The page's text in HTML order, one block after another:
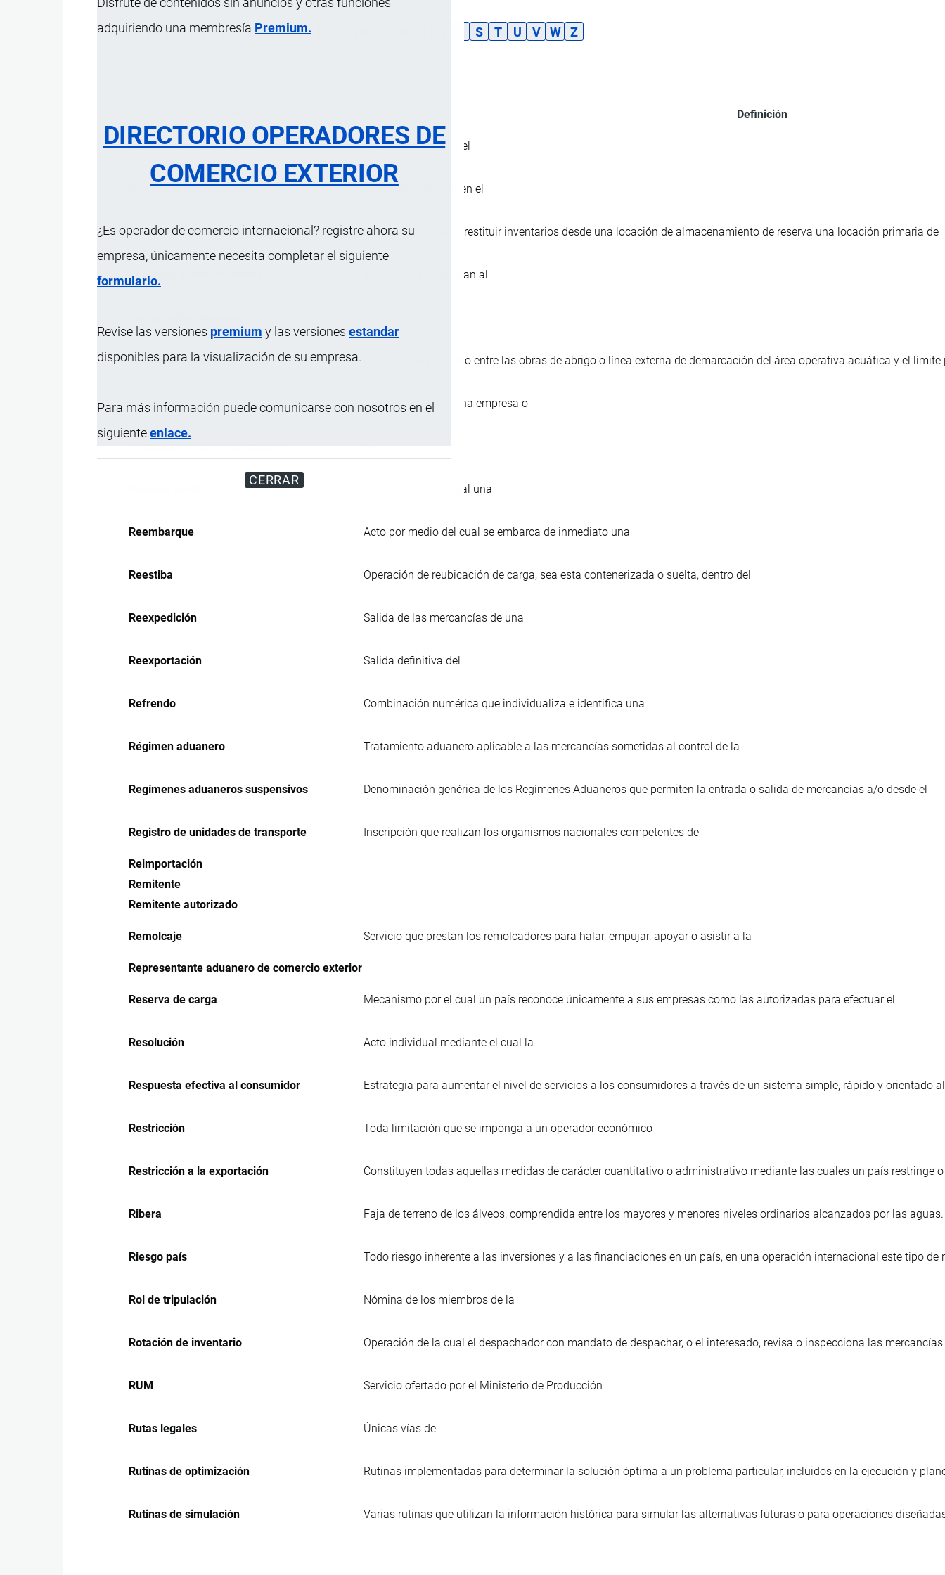
adquiriendo una membresía Premium.
DIRECTORIO OPERADORES DE
COMERCIO EXTERIOR
¿Es operador de comercio internacional? registre ahora su
empresa, únicamente necesita completar el siguiente
formulario.
Revise las versiones premium y las versiones estandar
disponibles para la visualización de su empresa.
Para más información puede comunicarse con nosotros en el
siguienteenlace.
CERRAR
A B C D E F G H I J S T U V W Z
Definición
Racionalización del recurso Proceso que audita el
Rate combination point Expresión utilizada en el
Reaprovisionamiento Proceso de mover o restituir inventarios desde una locación de almacenamiento de reserva una locación primaria de
Recargos al flete marítimo Montos que se aplican al
Recinto portuario Espacio comprendido entre las obras de abrigo o línea externa de demarcación del área operativa acuática y el
Recompra Acuerdo en el que una empresa o
Acto mediante el cual una
Reembarque Acto por medio del cual se embarca de inmediato una
Reestiba Operación de reubicación de carga, sea esta contenerizada o suelta, dentro del
Reexpedición Salida de las mercancías de una
Reexportación Salida definitiva del
Refrendo Combinación numérica que individualiza e identifica una
Régimen aduanero Tratamiento aduanero aplicable a las mercancías sometidas al control de la
Regímenes aduaneros suspensivos Denominación genérica de los Regímenes Aduaneros que permiten la entrada o salida de mercancías a/o desde el
Registro de unidades de transporte Inscripción que realizan los organismos nacionales competentes de
Reimportación
Remitente
Remitente autorizado
Remolcaje Servicio que prestan los remolcadores para halar, empujar, apoyar o asistir a la
Representante aduanero de comercio exterior
Reserva de carga Mecanismo por el cual un país reconoce únicamente a sus empresas como las autorizadas para efectuar el
Resolución Acto individual mediante el cual la
Respuesta efectiva al consumidor Estrategia para aumentar el nivel de servicios a los consumidores a través de un sistema simple, rápido y orientado
Restricción Toda limitación que se imponga a un operador económico -
Restricción a la exportación Constituyen todas aquellas medidas de carácter cuantitativo o administrativo mediante las cuales un país restringe
Ribera Faja de terreno de los álveos, comprendida entre los mayores y menores niveles ordinarios alcanzados por las aguas.
Riesgo país Todo riesgo inherente a las inversiones y a las financiaciones en un país, en una operación internacional este tipo
Rol de tripulación Nómina de los miembros de la
Rotación de inventario Operación de la cual el despachador con mandato de despachar, o el interesado, revisa o inspecciona las
RUM Servicio ofertado por el Ministerio de Producción
Rutas legales Únicas vías de
Rutinas de optimización Rutinas implementadas para determinar la solución óptima a un problema particular, incluidos en la ejecución y
Rutinas de simulación Varias rutinas que utilizan la información histórica para simular las alternativas futuras o para operaciones